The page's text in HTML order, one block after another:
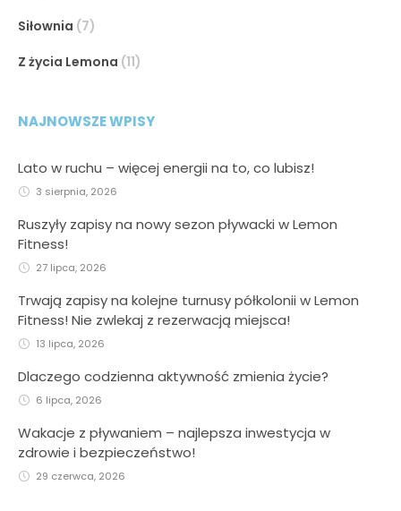
Siłownia (7)
Z życia Lemona (11)
NAJNOWSZE WPISY
Lato w ruchu – więcej energii na to, co lubisz!
3 sierpnia, 2026
Ruszyły zapisy na nowy sezon pływacki w Lemon
Fitness!
27 lipca, 2026
Trwają zapisy na kolejne turnusy półkolonii w Lemon
Fitness! Nie zwlekaj z rezerwacją miejsca!
13 lipca, 2026
Dlaczego codzienna aktywność zmienia życie?
6 lipca, 2026
Wakacje z pływaniem – najlepsza inwestycja w
zdrowie i bezpieczeństwo!
29 czerwca, 2026